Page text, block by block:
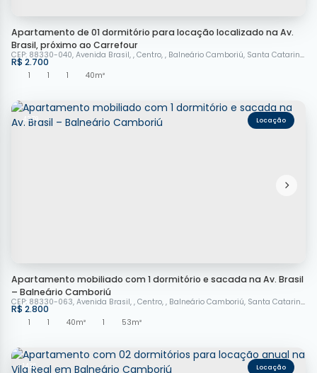
Apartamento de 01 dormitório para locação localizado na Av.
Brasil, próximo ao Carrefour
R$ 2.700
CEP: 88330-040, Avenida Brasil , Centro , Balneário Camboriú, Santa Catarina
1
1 1 40m²
4379
Apartamento mobiliado com 1 dormitório e sacada na Av. Brasil
– Balneário Camboriú
R$ 2.800
CEP: 88330-063, Avenida Brasil , Centro , Balneário Camboriú, Santa Catarina
1
1 40m² 1 53m²
1426